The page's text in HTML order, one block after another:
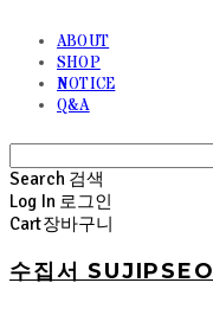
ABOUT
SHOP
NOTICE
Q&A
Search 검색
Log In 로그인
Cart장바구니
수집서 SUJIPSEO